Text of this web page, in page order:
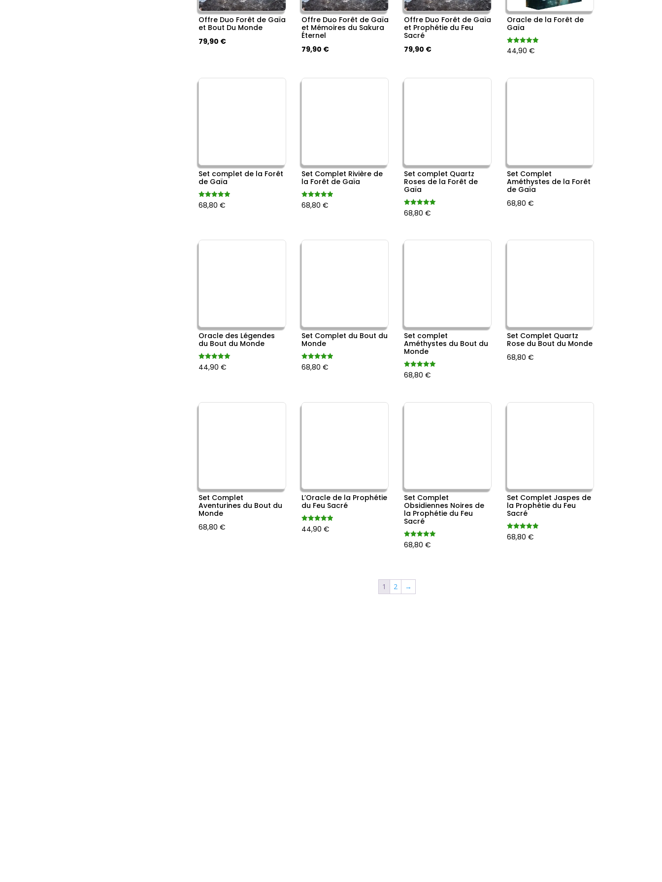
Offre Duo Forêt de Gaïa
et Bout Du Monde
Le
était :
79,90 €Le
est :
Offre Duo Forêt de Gaïa
et Mémoires du Sakura
Éternel
Le
79,90 €Le
Offre Duo Forêt de Gaïa
et Prophétie du Feu
Sacré
Le
79,90 €Le
Oracle de la Forêt de
Gaïa
Note
4.99
44,90 €
Set complet de la Forêt
de Gaïa
Note
4.96
68,80€
Set Complet Rivière de
la Forêt de Gaïa
Note
5.00
68,80 €
Set complet Quartz
Roses de la Forêt de
Gaïa
Note
5.00
68,80€
Set Complet
Améthystes de la Forêt
de Gaïa
68,80 €
Oracle des Légendes
du Bout du Monde
Note
5.00
44,90€
Set Complet du Bout du
Monde
Note
5.00
68,80 €
Set complet
Améthystes du Bout du
Monde
Note
5.00
68,80€
Set Complet Quartz
Rose du Bout du Monde
68,80 €
Set Complet
Aventurines du Bout du
Monde
68,80€
L’Oracle de la Prophétie
du Feu Sacré
Note
5.00
44,90 €
Set Complet
Obsidiennes Noires de
la Prophétie du Feu
Sacré
Note
5.00
68,80€
Set Complet Jaspes de
la Prophétie du Feu
Sacré
Note
5.00
68,80 €
1 2 →